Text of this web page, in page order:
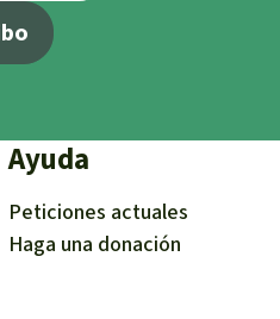
Ayuda
Peticiones actuales
Haga una donación